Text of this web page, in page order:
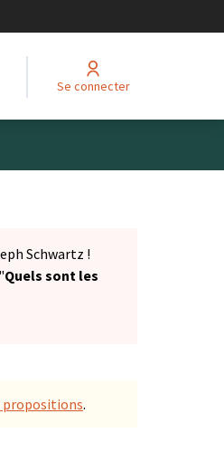
Se connecter
Schwartz !
Quels sont les
propositions.